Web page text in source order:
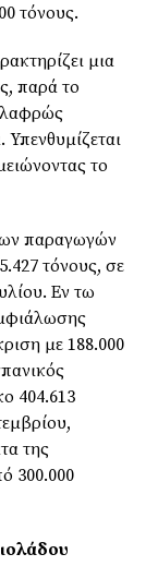
τόνους.
μια
παρά το
το
παραγωγών
τόνους, σε
Εν τω
με 188.000
404.613
της
300.000